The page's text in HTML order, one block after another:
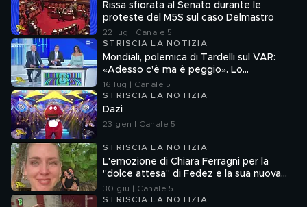
Rissa sfiorata al Senato durante le
proteste del M5S sul caso Delmastro
22 lug | Canale 5
STRISCIA LA NOTIZIA
Mondiali, polemica di Tardelli sul VAR:
«Adesso c'è ma è peggio». Lo
scappellotto di Bellingham a Barco
16 lug | Canale 5
STRISCIA LA NOTIZIA
Dazi
23 gen | Canale 5
STRISCIA LA NOTIZIA
L'emozione di Chiara Ferragni per la
"dolce attesa" di Fedez e la sua nuova
compagna
30 giu | Canale 5
STRISCIA LA NOTIZIA